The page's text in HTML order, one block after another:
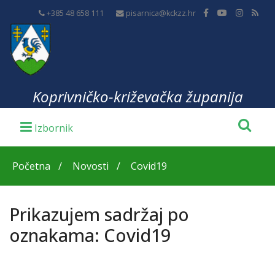
+385 48 658 111 pisarnica@kckzz.hr
Koprivničko-križevačka županija
Početna Novosti Covid19
Prikazujem sadržaj po
oznakama: Covid19